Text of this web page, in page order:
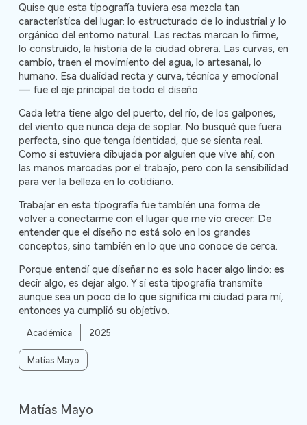
Quise que esta tipografía tuviera esa mezcla tan
característica del lugar: lo estructurado de lo industrial y lo
orgánico del entorno natural. Las rectas marcan lo firme,
lo construido, la historia de la ciudad obrera. Las curvas, en
cambio, traen el movimiento del agua, lo artesanal, lo
humano. Esa dualidad recta y curva, técnica y emocional
— fue el eje principal de todo el diseño.
Cada letra tiene algo del puerto, del río, de los galpones,
del viento que nunca deja de soplar. No busqué que fuera
perfecta, sino que tenga identidad, que se sienta real.
Como si estuviera dibujada por alguien que vive ahí, con
las manos marcadas por el trabajo, pero con la sensibilidad
para ver la belleza en lo cotidiano.
Trabajar en esta tipografía fue también una forma de
volver a conectarme con el lugar que me vio crecer. De
entender que el diseño no está solo en los grandes
conceptos, sino también en lo que uno conoce de cerca.
Porque entendí que diseñar no es solo hacer algo lindo: es
decir algo, es dejar algo. Y si esta tipografía transmite
aunque sea un poco de lo que significa mi ciudad para mí,
entonces ya cumplió su objetivo.
Académica
2025
Matías Mayo
Matías Mayo